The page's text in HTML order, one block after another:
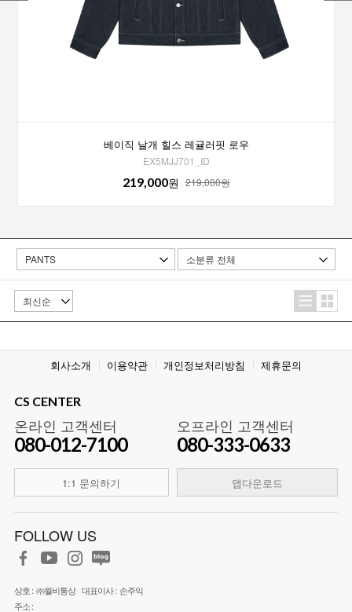
베이직 날개 힐스 레귤러핏 로우
EX5MJJ701_ID
219,000원 219,000원
회사소개 이용약관 개인정보처리방침 제휴문의
CS CENTER
온라인 고객센터
080-012-7100
1:1 문의하기
오프라인 고객센터
080-333-0633
앱다운로드
FOLLOW US
상호 : ㈜월비통상 대표이사 : 손주익
주소 :